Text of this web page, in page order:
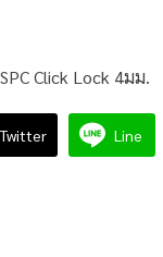
Click Lock 4มม.
Twitter Line